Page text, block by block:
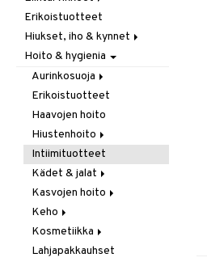
Hedelmät & pähkinät
Itäminen
Jauhot & leivonta
Juomat
Kookos
Makeutusaineet
Mausteet & liemet
Muut
Öljy & rasva
Pähkinä- & siementahnoja
Patukat
Rawfood
Säilytys
Erikoistuotteet
Hiukset, iho & kynnet
Aurinko & pigmentti
Hiukset
Ravintolisät
Hoito & hygienia
Aurinkosuoja
Aftersun-tuotteet
Aurinkovoiteet
Huulet
Erikoistuotteet
Haavojen hoito
Hiustenhoito
Erikoistuotteet
Hoitoaineet
Sampoot
Intiimituotteet
Kädet & jalat
Jalkojen hoito
Käsien hoito
Muut tarvikkeet
Kasvojen hoito
Erikoistuotteet
Parranajotuotteet
Puhdistaminen
Keho
Deodorantit
Erikoistuotteet
Kosmetiikka
Huulet
Lahjapakkauhset